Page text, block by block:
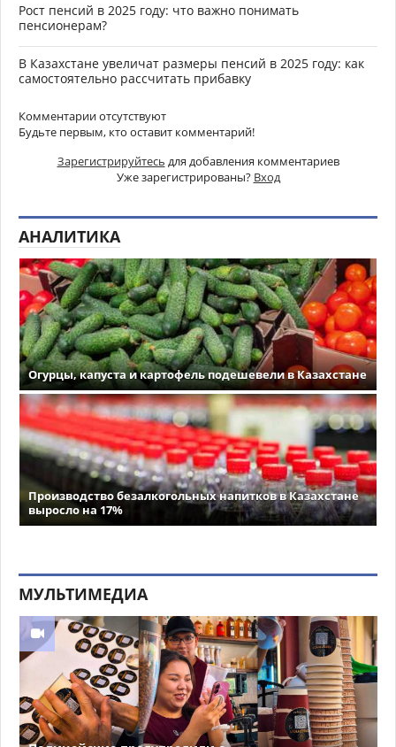
Рост пенсий в 2025 году: что важно понимать
пенсионерам?
В Казахстане увеличат размеры пенсий в 2025 году: как
самостоятельно рассчитать прибавку
Комментарии отсутствуют
Будьте первым, кто оставит комментарий!
Зарегистрируйтесь для добавления комментариев
Уже зарегистрированы? Вход
АНАЛИТИКА
Огурцы, капуста и картофель подешевели в Казахстане
Производство безалкогольных напитков в Казахстане
выросло на 17%
МУЛЬТИМЕДИА